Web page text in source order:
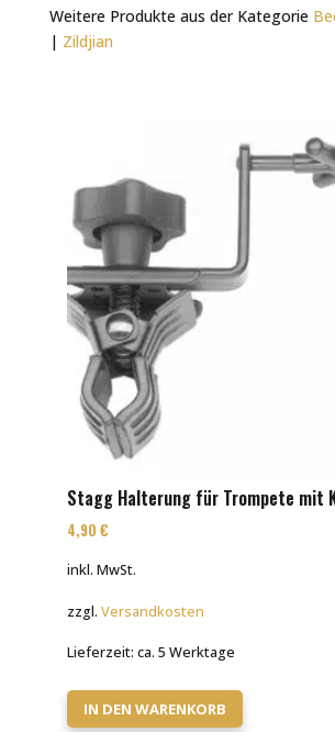
Weitere Produkte aus der Kategorie
| Zildjian
Stagg Halterung für Trompete mit
4,90 €
inkl. MwSt.
zzgl. Versandkosten
Lieferzeit: ca. 5 Werktage
IN DEN WARENKORB